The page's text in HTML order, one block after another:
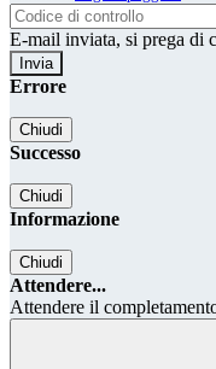
E-mail inviata, si prega di
Errore
Chiudi
Successo
Chiudi
Informazione
Chiudi
Attendere...
Attendere il